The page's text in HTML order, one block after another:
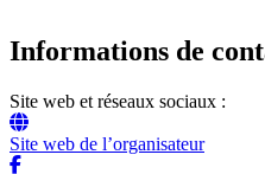
Informations de
Site web et réseaux sociaux :
Site web de l’organisateur